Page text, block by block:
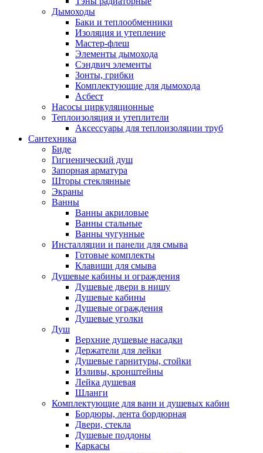
Дымоходы
Баки и теплообменники
Изоляция и утепление
Мастер-флеш
Элементы дымохода
Сэндвич элементы
Зонты, грибки
Комплектующие для дымохода
Асбест
Насосы циркуляционные
Теплоизоляция и утеплители
Аксессуары для теплоизоляции труб
Сантехника
Биде
Гигиенический душ
Запорная арматура
Шторы стеклянные
Экраны
Ванны
Ванны акриловые
Ванны стальные
Ванны чугунные
Инсталляции и панели для смыва
Готовые комплекты
Клавиши для смыва
Душевые кабины и ограждения
Душевые двери в нишу
Душевые кабины
Душевые ограждения
Душевые уголки
Душ
Верхние душевые насадки
Держатели для лейки
Душевые гарнитуры, стойки
Изливы, кронштейны
Лейка душевая
Шланги
Комплектующие для ванн и душевых кабин
Бордюры, лента бордюрная
Двери, стекла
Душевые поддоны
Каркасы